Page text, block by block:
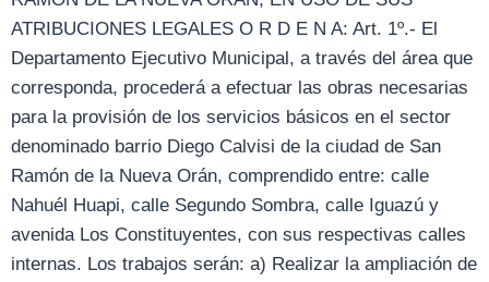
ATRIBUCIONES LEGALES O R D E N A: Art. 1º.- El
Departamento Ejecutivo Municipal, a través del área que
corresponda, procederá a efectuar las obras necesarias
para la provisión de los servicios básicos en el sector
denominado barrio Diego Calvisi de la ciudad de San
Ramón de la Nueva Orán, comprendido entre: calle
Nahuél Huapi, calle Segundo Sombra, calle Iguazú y
avenida Los Constituyentes, con sus respectivas calles
internas. Los trabajos serán: a) Realizar la ampliación de